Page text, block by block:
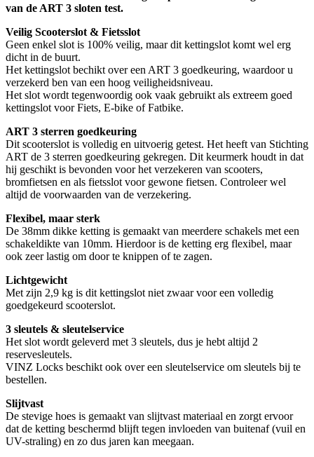
van de ART 3 sloten test.
Veilig Scooterslot & Fietsslot
Geen enkel slot is 100% veilig, maar dit kettingslot komt wel erg
dicht in de buurt.
Het kettingslot bechikt over een ART 3 goedkeuring, waardoor u
verzekerd ben van een hoog veiligheidsniveau.
Het slot wordt tegenwoordig ook vaak gebruikt als extreem goed
kettingslot voor Fiets, E-bike of Fatbike.
ART 3 sterren goedkeuring
Dit scooterslot is volledig en uitvoerig getest. Het heeft van Stichting
ART de 3 sterren goedkeuring gekregen. Dit keurmerk houdt in dat
hij geschikt is bevonden voor het verzekeren van scooters,
bromfietsen en als fietsslot voor gewone fietsen. Controleer wel
altijd de voorwaarden van de verzekering.
Flexibel, maar sterk
De 38mm dikke ketting is gemaakt van meerdere schakels met een
schakeldikte van 10mm. Hierdoor is de ketting erg flexibel, maar
ook zeer lastig om door te knippen of te zagen.
Lichtgewicht
Met zijn 2,9 kg is dit kettingslot niet zwaar voor een volledig
goedgekeurd scooterslot.
3 sleutels & sleutelservice
Het slot wordt geleverd met 3 sleutels, dus je hebt altijd 2
reservesleutels.
VINZ Locks beschikt ook over een sleutelservice om sleutels bij te
bestellen.
Slijtvast
De stevige hoes is gemaakt van slijtvast materiaal en zorgt ervoor
dat de ketting beschermd blijft tegen invloeden van buitenaf (vuil en
UV-straling) en zo dus jaren kan meegaan.